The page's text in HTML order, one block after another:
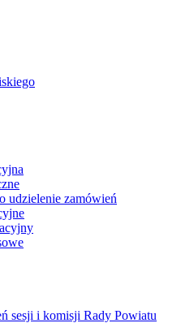
udzielenie zamówień
sesji i komisji Rady Powiatu